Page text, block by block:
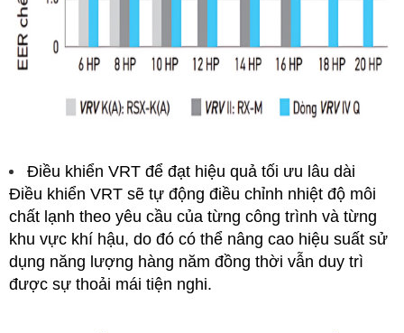
Điều khiển VRT để đạt hiệu quả tối ưu lâu dài
Điều khiển VRT sẽ tự động điều chỉnh nhiệt độ môi
chất lạnh theo yêu cầu của từng công trình và từng
khu vực khí hậu, do đó có thể nâng cao hiệu suất sử
dụng năng lượng hàng năm đồng thời vẫn duy trì
được sự thoải mái tiện nghi.